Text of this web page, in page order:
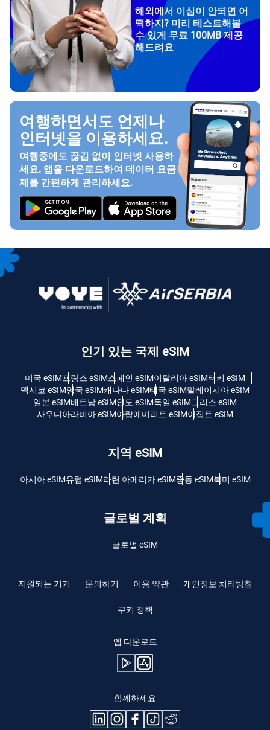
해외에서 이심이 안되면 어
떡하지? 미리 테스트해볼
수 있게 무료 100MB 제공
해드려요
여행하면서도 언제나
인터넷을 이용하세요.
여행중에도 끊김 없이 인터넷 사용하
세요. 앱을 다운로드하여 데이터 요금
제를 간편하게 관리하세요.
인기 있는 국제 eSIM
미국 eSIM프랑스 eSIM스페인 eSIM이탈리아 eSIM터키 eSIM
멕시코 eSIM영국 eSIM캐나다 eSIM태국 eSIM말레이시아 eSIM
일본 eSIM베트남 eSIM인도 eSIM독일 eSIM그리스 eSIM
사우디아라비아 eSIM아랍에미리트 eSIM이집트 eSIM
지역 eSIM
아시아 eSIM유럽 ​​eSIM라틴 아메리카 eSIM중동 eSIM북미 eSIM
글로벌 계획
글로벌 eSIM
지원되는 기기 문의하기 이용 약관 개인정보 처리방침
쿠키 정책
앱 다운로드
함께하세요